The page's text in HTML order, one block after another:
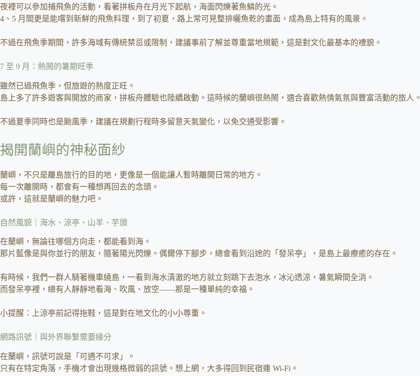
夜裡可以參加捕飛魚的活動，看著拼板舟在月光下起航，海面閃爍著魚鱗的光。
4、5 月間更是能嚐到新鮮的飛魚料理，到了初夏，路上常可見整排曬魚乾的畫面，成為島上特有的風景。
不過在飛魚季期間，許多海域有傳統禁忌或限制，建議事前了解並尊重當地規範，這是對文化最基本的禮貌。
7 至 9 月：熱鬧的暑期旺季
雖然已過飛魚季，但旅遊的熱度正旺。
島上多了許多遊客與開放的商家，拼板舟體驗也陸續啟動。這時候的蘭嶼很熱鬧，適合喜歡熱情氣氛與豐富活動的旅人。
不過夏季同時也是颱風季，建議在規劃行程時多留意天氣變化，以免交通受影響。
揭開蘭嶼的神秘面紗
蘭嶼，不只是離島旅行的目的地，更像是一個能讓人暫時離開日常的地方。
每一次離開時，都會有一種想再回去的念頭。
或許，這就是蘭嶼的魅力吧。
自然風貌｜海水、涼亭、山羊、芋頭
在蘭嶼，無論往哪個方向走，都能看到海。
那片藍像是與你並行的朋友，隨著陽光閃爍。偶爾停下腳步，總會看到沿途的「發呆亭」，是島上最療癒的存在。
有時候，我們一群人騎著機車繞島，一看到海水清澈的地方就立刻跳下去泡水，冰沁透涼，暑氣瞬間全消。
而發呆亭裡，總有人靜靜地看海、吹風、放空——那是一種單純的幸福。
小提醒：上涼亭前記得拖鞋，這是對在地文化的小小尊重。
網路訊號｜與外界聯繫需要緣分
在蘭嶼，訊號可說是「可遇不可求」。
只有在特定角落，手機才會出現幾格微弱的訊號。想上網，大多得回到民宿連 Wi-Fi。